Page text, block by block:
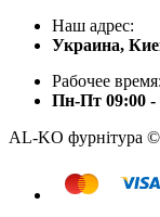
Наш адрес:
Украина,
Рабочее время:
Пн-Пт 09:00 -
AL-KO фурнітура